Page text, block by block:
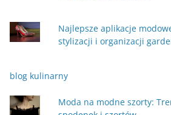
Najlepsze aplikacje
stylizacji i organizacji
blog kulinarny
Moda na modne szorty: